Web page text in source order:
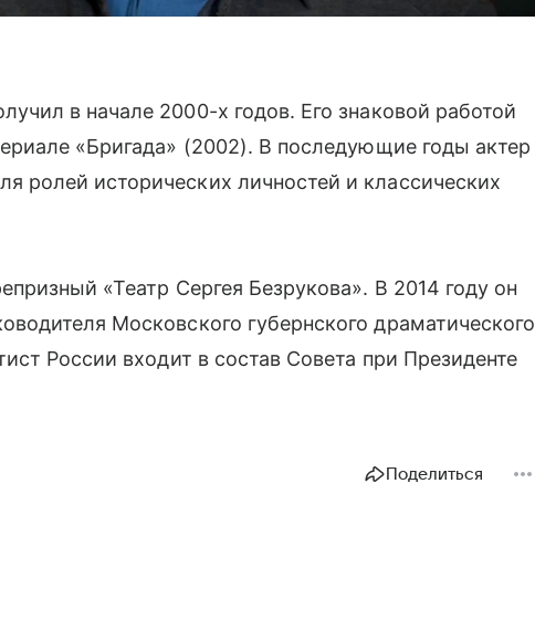
в начале 2000-х годов. Его знаковой работой
«Бригада» (2002). В последующие годы актер
ролей исторических личностей и классических
«Театр Сергея Безрукова». В 2014 году он
Московского губернского драматического
России входит в состав Совета при Президенте
Поделиться